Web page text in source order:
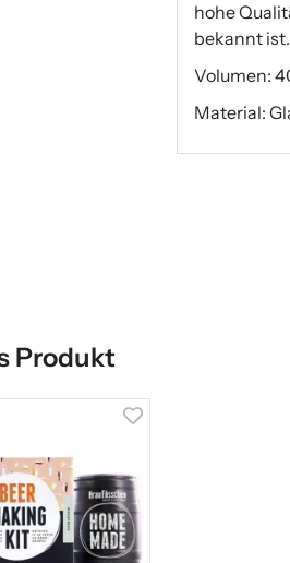
hohe
bekannt ist.
Volumen:
Material:
Produkt